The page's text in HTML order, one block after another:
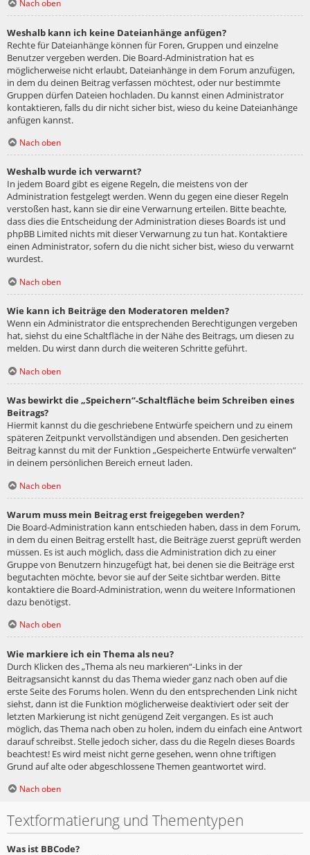
Nach oben
Weshalb kann ich keine Dateianhänge anfügen?
Rechte für Dateianhänge können für Foren, Gruppen und einzelne
Benutzer vergeben werden. Die Board-Administration hat es
möglicherweise nicht erlaubt, Dateianhänge in dem Forum anzufügen,
in dem du deinen Beitrag verfassen möchtest, oder nur bestimmte
Gruppen dürfen Dateien hochladen. Du kannst einen Administrator
kontaktieren, falls du dir nicht sicher bist, wieso du keine Dateianhänge
anfügen kannst.
Nach oben
Weshalb wurde ich verwarnt?
In jedem Board gibt es eigene Regeln, die meistens von der
Administration festgelegt werden. Wenn du gegen eine dieser Regeln
verstoßen hast, kann sie dir eine Verwarnung erteilen. Bitte beachte,
dass dies die Entscheidung der Administration dieses Boards ist und
phpBB Limited nichts mit dieser Verwarnung zu tun hat. Kontaktiere
einen Administrator, sofern du die nicht sicher bist, wieso du verwarnt
wurdest.
Nach oben
Wie kann ich Beiträge den Moderatoren melden?
Wenn ein Administrator die entsprechenden Berechtigungen vergeben
hat, siehst du eine Schaltfläche in der Nähe des Beitrags, um diesen zu
melden. Du wirst dann durch die weiteren Schritte geführt.
Nach oben
Was bewirkt die „Speichern“-Schaltfläche beim Schreiben eines
Beitrags?
Hiermit kannst du die geschriebene Entwürfe speichern und zu einem
späteren Zeitpunkt vervollständigen und absenden. Den gesicherten
Beitrag kannst du mit der Funktion „Gespeicherte Entwürfe verwalten“
in deinem persönlichen Bereich erneut laden.
Nach oben
Warum muss mein Beitrag erst freigegeben werden?
Die Board-Administration kann entschieden haben, dass in dem Forum,
in dem du einen Beitrag erstellt hast, die Beiträge zuerst geprüft werden
müssen. Es ist auch möglich, dass die Administration dich zu einer
Gruppe von Benutzern hinzugefügt hat, bei denen sie die Beiträge erst
begutachten möchte, bevor sie auf der Seite sichtbar werden. Bitte
kontaktiere die Board-Administration, wenn du weitere Informationen
dazu benötigst.
Nach oben
Wie markiere ich ein Thema als neu?
Durch Klicken des „Thema als neu markieren“-Links in der
Beitragsansicht kannst du das Thema wieder ganz nach oben auf die
erste Seite des Forums holen. Wenn du den entsprechenden Link nicht
siehst, dann ist die Funktion möglicherweise deaktiviert oder seit der
letzten Markierung ist nicht genügend Zeit vergangen. Es ist auch
möglich, das Thema nach oben zu holen, indem du einfach eine Antwort
darauf schreibst. Stelle jedoch sicher, dass du die Regeln dieses Boards
beachtest! Es wird meist nicht gerne gesehen, wenn ohne triftigen
Grund auf alte oder abgeschlossene Themen geantwortet wird.
Nach oben
Textformatierung und Thementypen
Was ist BBCode?